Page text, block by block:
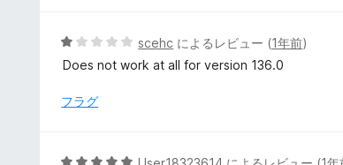
価
5
段
中
評
scehc によるレビュー (1年前)
Does not work at all for version 136.0
フラグ
5